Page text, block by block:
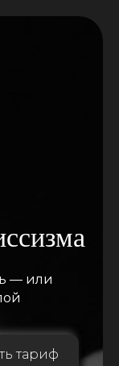
— или
тариф